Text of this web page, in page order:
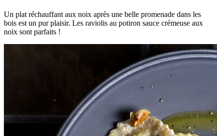
Un plat réchauffant aux noix après une belle promenade dans les
bois est un pur plaisir. Les raviolis au potiron sauce crémeuse aux
noix sont parfaits !